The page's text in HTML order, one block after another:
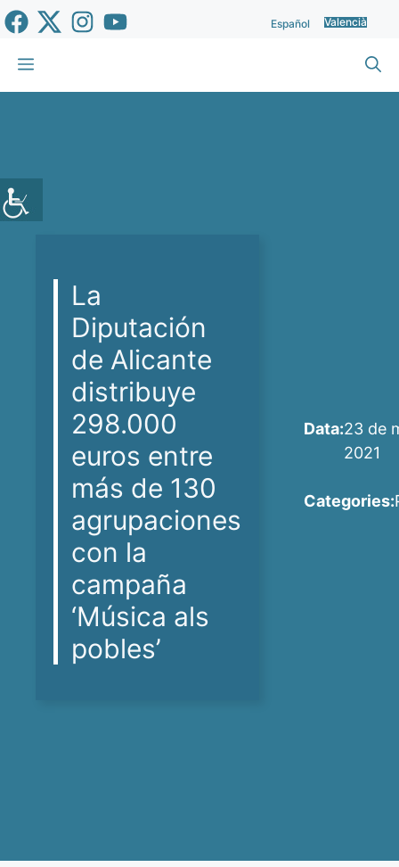
Vés
al
contingut
Español Valencià
Menu
La
Diputación
de Alicante
distribuye
298.000
euros entre
más de 130
agrupaciones
con la
campaña
‘Música als
pobles’
Data:23 de
2021
Categories: